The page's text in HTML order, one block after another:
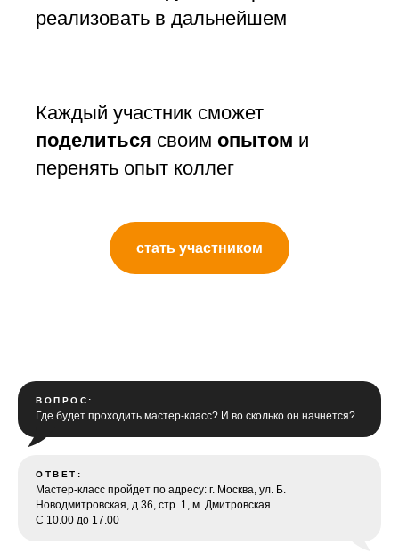
реализовать в дальнейшем
Каждый участник сможет
поделиться своим опытом и
перенять опыт коллег
стать участником
ВОПРОС:
Где будет проходить мастер-класс? И во сколько он начнется?
ОТВЕТ:
Мастер-класс пройдет по адресу: г. Москва, ул. Б.
Новодмитровская, д.36, стр. 1, м. Дмитровская
С 10.00 до 17.00